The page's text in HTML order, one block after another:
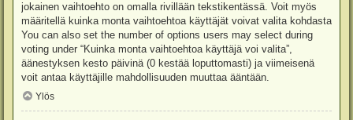
jokainen vaihtoehto on omalla rivillään tekstikentässä. Voit myös
määritellä kuinka monta vaihtoehtoa käyttäjät voivat valita kohdasta
You can also set the number of options users may select during
voting under “Kuinka monta vaihtoehtoa käyttäjä voi valita”,
äänestyksen kesto päivinä (0 kestää loputtomasti) ja viimeisenä
voit antaa käyttäjille mahdollisuuden muuttaa ääntään.
Ylös